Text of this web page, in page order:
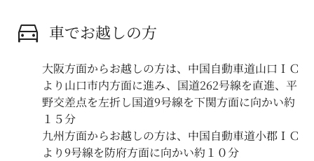
directions_car 車でお越しの方
大阪方面からお越しの方は、中国自動車道山口ＩＣ
より山口市内方面に進み、国道262号線を直進、平
野交差点を左折し国道9号線を下関方面に向かい約
１５分
九州方面からお越しの方は、中国自動車道小郡ＩＣ
より9号線を防府方面に向かい約１０分